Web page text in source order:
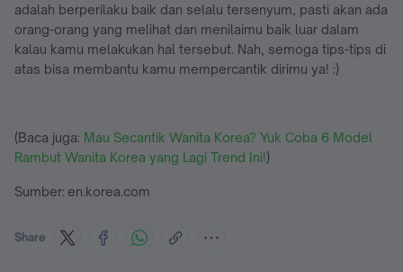
adalah berperilaku baik dan selalu tersenyum, pasti akan ada
orang-orang yang melihat dan menilaimu baik luar dalam
kalau kamu melakukan hal tersebut. Nah, semoga tips-tips di
atas bisa membantu kamu mempercantik dirimu ya! :)
(Baca juga: Mau Secantik Wanita Korea? Yuk Coba 6 Model
Rambut Wanita Korea yang Lagi Trend Ini!)
Sumber: en.korea.com
Share